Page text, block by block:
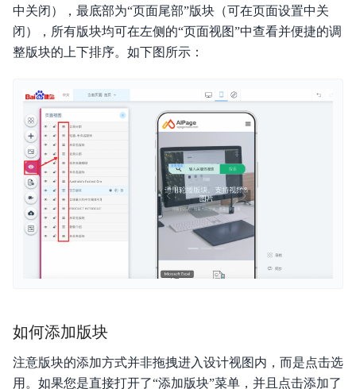
中关闭），最底部为“页面尾部”版块（可在页面设置中关
闭），所有版块均可在左侧的“页面视图”中查看并便捷的调
整版块的上下排序。如下图所示：
如何添加版块
注意版块的添加方式并非拖拽进入设计视图内，而是点击选
用。如果您是直接打开了“添加版块”菜单，并且点击添加了